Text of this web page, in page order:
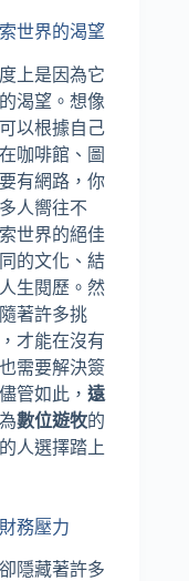
世界的渴望
上是因為它
渴望。想像
以根據自己
咖啡館、圖
有網路，你
人嚮往不
世界的絕佳
的文化、結
生閱歷。然
著許多挑
才能在沒有
需要解決簽
管如此， 遠
數位遊牧的
人選擇踏上
務壓力
隱藏著許多